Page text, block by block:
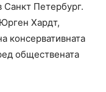
Санкт Петербург.
Хардт,
консервативната
обществената